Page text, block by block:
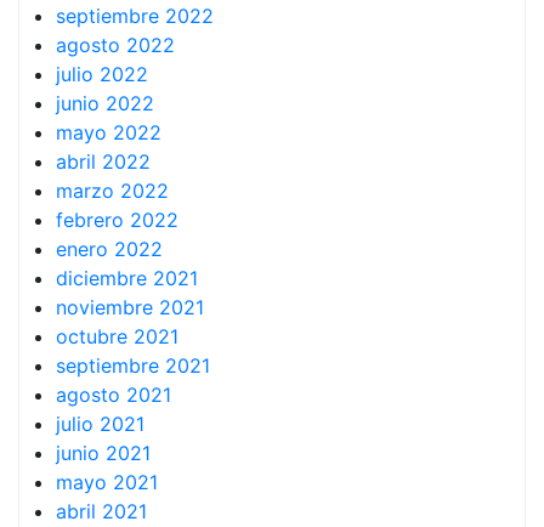
septiembre 2022
agosto 2022
julio 2022
junio 2022
mayo 2022
abril 2022
marzo 2022
febrero 2022
enero 2022
diciembre 2021
noviembre 2021
octubre 2021
septiembre 2021
agosto 2021
julio 2021
junio 2021
mayo 2021
abril 2021